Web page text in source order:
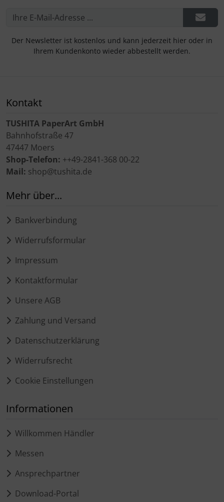
Der Newsletter ist kostenlos und kann jederzeit hier oder in
Ihrem Kundenkonto wieder abbestellt werden.
Kontakt
TUSHITA PaperArt GmbH
Bahnhofstraße 47
47447 Moers
Shop-Telefon: ++49-2841-368 00-22
Mail: shop@tushita.de
Mehr über...
Bankverbindung
Widerrufsformular
Impressum
Kontaktformular
Unsere AGB
Zahlung und Versand
Datenschutzerklärung
Widerrufsrecht
Cookie Einstellungen
Informationen
Willkommen Händler
Messen
Ansprechpartner
Download-Portal